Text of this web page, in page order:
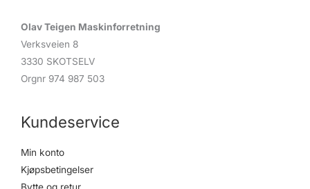
Olav Teigen Maskinforretning
Verksveien 8
3330 SKOTSELV
Orgnr 974 987 503
Kundeservice
Min konto
Kjøpsbetingelser